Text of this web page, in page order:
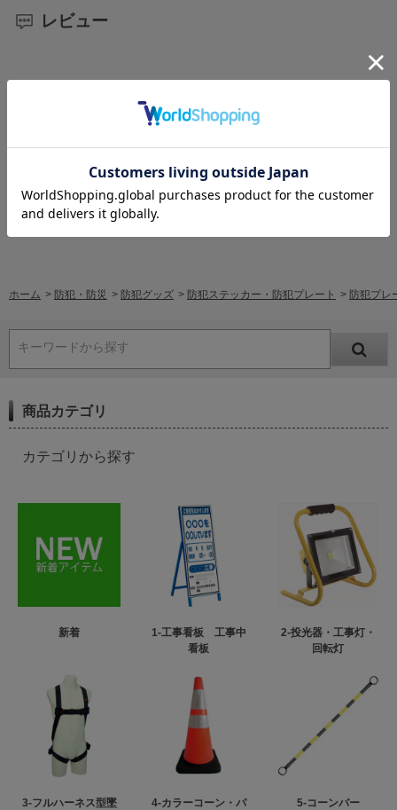
レビュー
レビューを書く
ホーム > 防犯・防災 > 防犯グッズ > 防犯ステッカー・防犯プレート > 防犯プレ
キーワードから探す
商品カテゴリ
カテゴリから探す
新着
1-工事看板 工事中
看板
2-投光器・工事灯・
回転灯
3-フルハーネス型墜
4-カラーコーン・パ
5-コーンバー